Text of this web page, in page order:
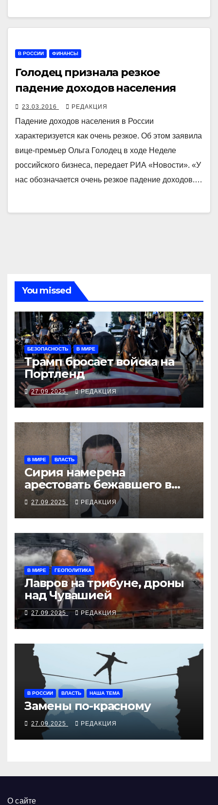
В РОССИИ ФИНАНСЫ
Голодец признала резкое
падение доходов населения
23.03.2016 РЕДАКЦИЯ
Падение доходов населения в России
характеризуется как очень резкое. Об этом заявила
вице-премьер Ольга Голодец в ходе Неделе
российского бизнеса, передает РИА «Новости». «У
нас обозначается очень резкое падение доходов.…
You missed
БЕЗОПАСНОСТЬ В МИРЕ
Трамп бросает войска на
Портленд
27.09.2025 РЕДАКЦИЯ
В МИРЕ ВЛАСТЬ
Сирия намерена
арестовать бежавшего в
Москву экс-диктатора
27.09.2025 РЕДАКЦИЯ
В МИРЕ ГЕОПОЛИТИКА
Лавров на трибуне, дроны
над Чувашией
27.09.2025 РЕДАКЦИЯ
В РОССИИ ВЛАСТЬ НАША ТЕМА
Замены по-красному
27.09.2025 РЕДАКЦИЯ
О сайте